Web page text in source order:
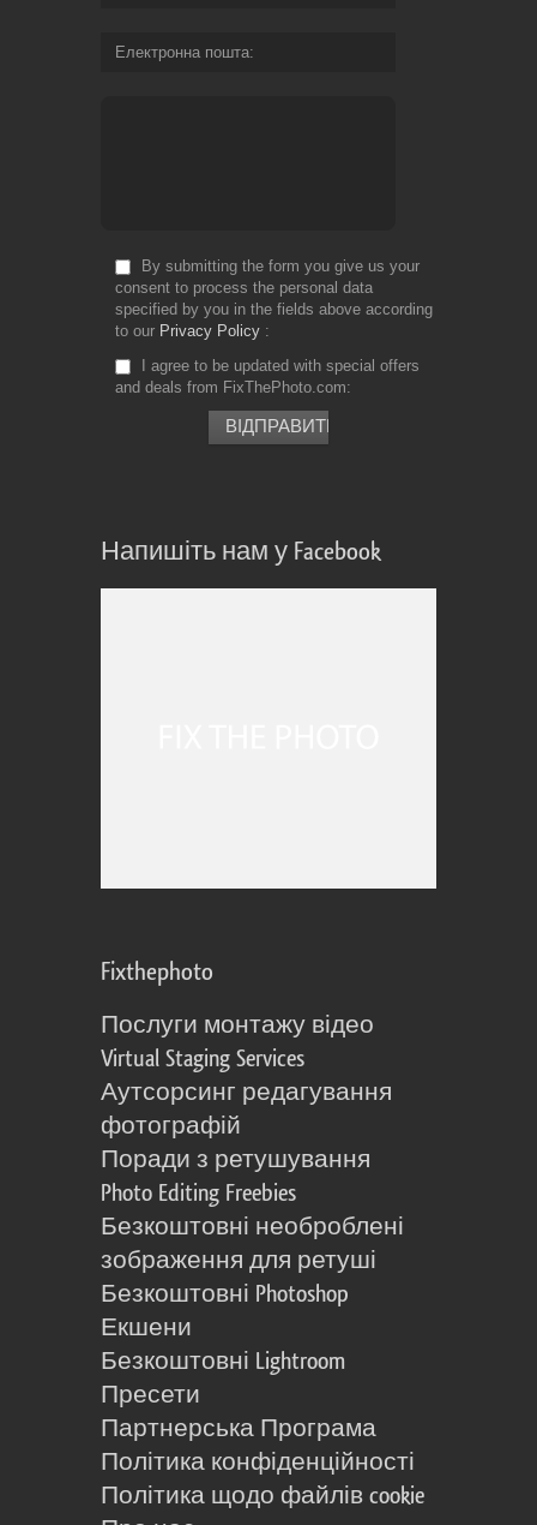
Електронна пошта
By submitting the form you give us your
consent to process the personal data
specified by you in the fields above according
to our Privacy Policy
I agree to be updated with special offers
and deals from FixThePhoto.com
Напишіть нам у Facebook
Fixthephoto
Послуги монтажу відео
Virtual Staging Services
Аутсорсинг редагування
фотографій
Поради з ретушування
Photo Editing Freebies
Безкоштовні необроблені
зображення для ретуші
Безкоштовні Photoshop
Екшени
Безкоштовні Lightroom
Пресети
Партнерська Програма
Політика конфіденційності
Політика щодо файлів cookie